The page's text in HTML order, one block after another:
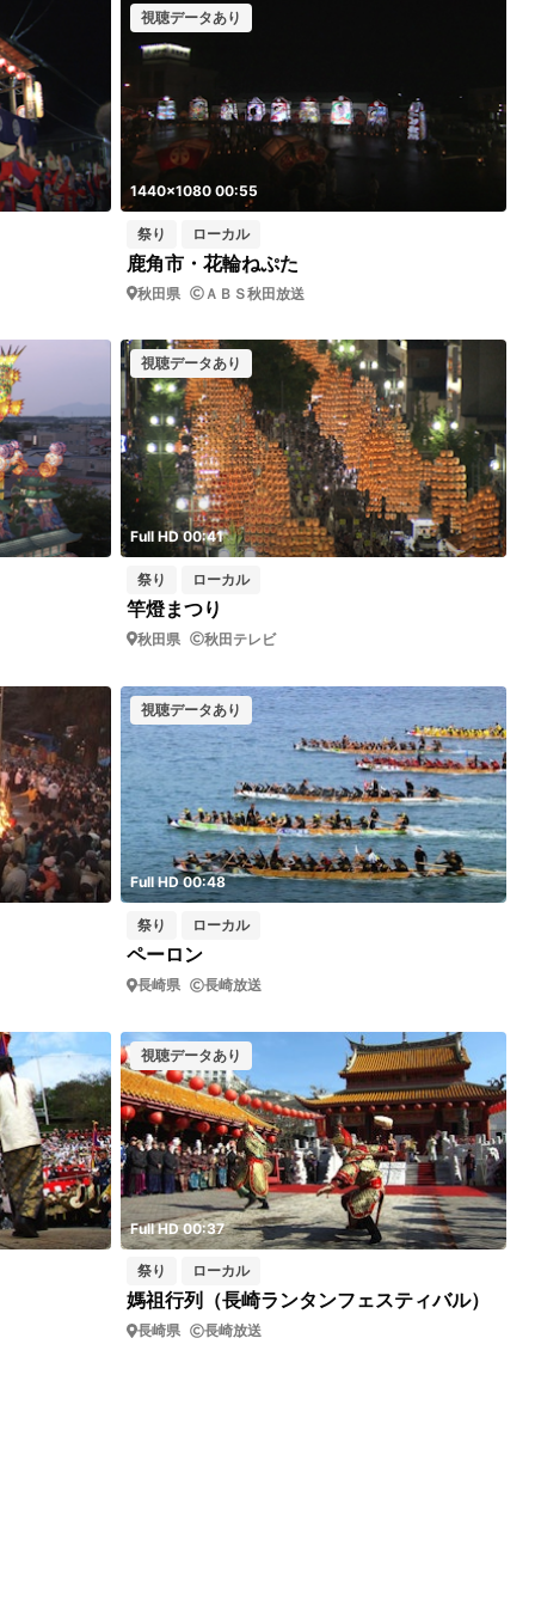
視聴データあり
1440x1080 00:55
祭り ローカル
鹿角市・花輪ねぷた
秋田県 ＡＢＳ秋田放送
視聴データあり
Full HD 00:41
祭り ローカル
竿燈まつり
秋田県 秋田テレビ
視聴データあり
Full HD 00:48
祭り ローカル
ペーロン
長崎県 長崎放送
視聴データあり
Full HD 00:37
祭り ローカル
媽祖行列（長崎ランタンフェスティバル）
長崎県 長崎放送